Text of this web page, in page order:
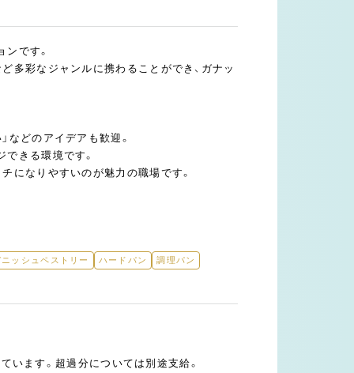
です。
多彩なジャンルに携わることができ、ガナッ
などのアイデアも歓迎。
きる環境です。
になりやすいのが魅力の職場です。
ニッシュペストリー ハードパン 調理パン
います。超過分については別途支給。